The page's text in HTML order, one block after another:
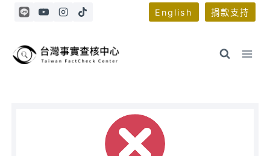
Skip
English 捐款支持